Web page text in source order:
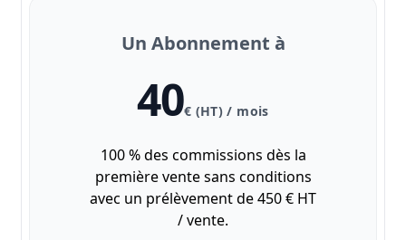
Un Abonnement à
40€ (HT) / mois
100 % des commissions dès la
première vente sans conditions
avec un prélèvement de 450 € HT
/ vente.